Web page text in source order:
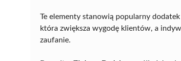
Te elementy stanowią popularny
która zwiększa wygodę klientów, a
zaufanie.